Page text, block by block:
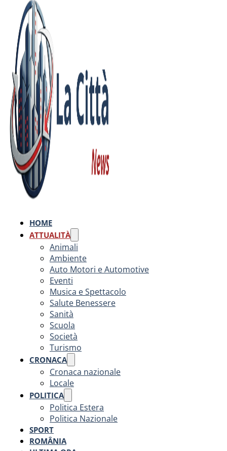
HOME
ATTUALITÀ
Animali
Ambiente
Auto Motori e Automotive
Eventi
Musica e Spettacolo
Salute Benessere
Sanità
Scuola
Società
Turismo
CRONACA
Cronaca nazionale
Locale
POLITICA
Politica Estera
Politica Nazionale
SPORT
ROMÂNIA